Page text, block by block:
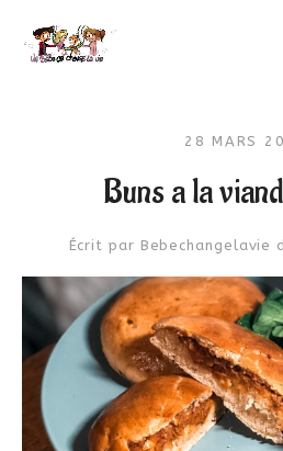
28 MARS
Buns a la
Écrit par Bebechangelavie